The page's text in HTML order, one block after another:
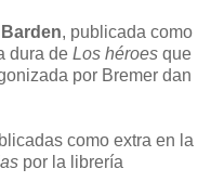
, publicada como
dura de Los héroes que
por Bremer dan
como extra en la
por la librería